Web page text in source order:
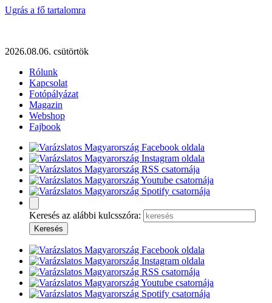
Ugrás a fő tartalomra
2026.08.06. csütörtök
Rólunk
Kapcsolat
Fotópályázat
Magazin
Webshop
Fajbook
Keresés az alábbi kulcsszóra: